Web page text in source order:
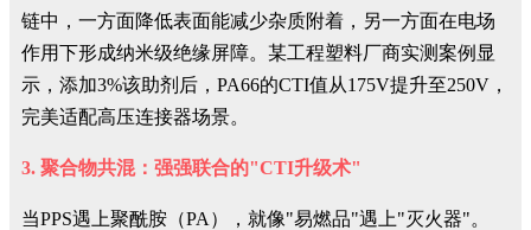
链中，一方面降低表面能减少杂质附着，另一方面在电场
作用下形成纳米级绝缘屏障。某工程塑料厂商实测案例显
示，添加3%该助剂后，PA66的CTI值从175V提升至250V，
完美适配高压连接器场景。
3. 聚合物共混：强强联合的"CTI升级术"
当PPS遇上聚酰胺（PA），就像"易燃品"遇上"灭火器"。